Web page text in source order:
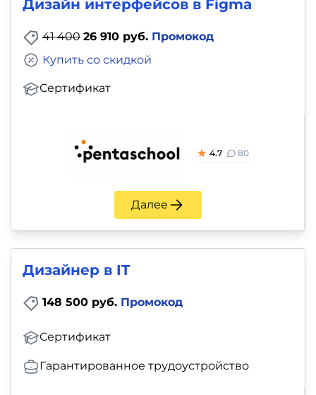
Дизайн интерфейсов в Figma
41 400 26 910 руб. Промокод
Сертификат
Купить со скидкой
4.7 80
Далее
Дизайнер в IT
148 500 руб. Промокод
Сертификат
Гарантированное трудоустройство